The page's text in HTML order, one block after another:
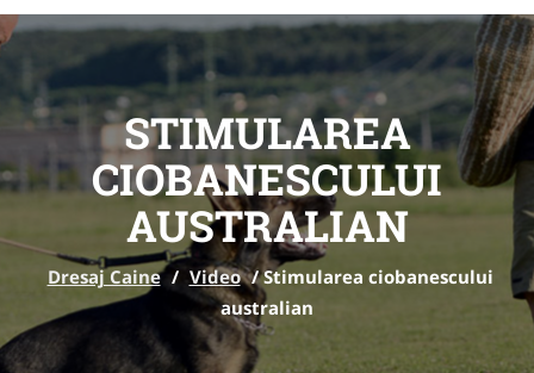
STIMULAREA
CIOBANESCULUI
AUSTRALIAN
Dresaj Caine / Video /Stimularea ciobanescului
australian